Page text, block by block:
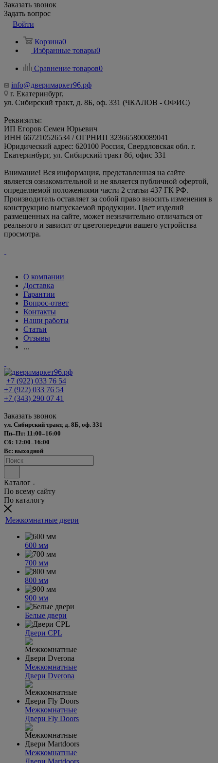
Заказать звонок
Задать вопрос
Войти
Корзина0
Избранные товары0
Сравнение товаров0
info@дверимаркет96.рф
г. Екатеринбург,
ул. Сибирский тракт, д. 8Б, оф. 331 (ЧКАЛОВ - ОФИС)
Реквизиты:
ИП Егоров Семен Юрьевич
ИНН 667210526534 / ОГРНИП 323665800089041
Юридический адрес: 620100 Россия, Свердловская обл. г.
Екатеринбург, ул. Сибирский тракт 8б, офис 331
Внимание! Вся информация, представленная на сайте
является ознакомительной и не является публичной офертой,
определяемой положениями части 2 статьи 437 ГК РФ.
Производитель оставляет за собой право вносить изменения в
конструкцию выпускаемой продукции. Цвет изделий
размещенных на сайте, может незначительно отличаться от
реального и зависит от цветопередачи вашего устройства
просмотра.
О компании
Доставка
Гарантии
Вопрос-ответ
Контакты
Наши работы
Статьи
Отзывы
...
+7 (922) 033 76 54
+7 (922) 033 76 54
+7 (343) 290 07 41
Заказать звонок
ул. Сибирский тракт, д. 8Б, оф. 331
Пн–Пт: 11:00–16:00
Сб: 12:00–16:00
Вс: выходной
Каталог
По всему сайту
По каталогу
Межкомнатные двери
600 мм
700 мм
800 мм
900 мм
Белые двери
Двери CPL
Межкомнатные
Двери Dverona
Межкомнатные
Двери Fly Doors
Межкомнатные
Двери Martdoors